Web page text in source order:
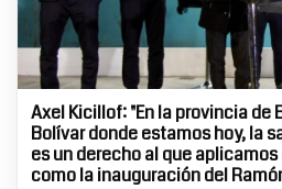
Axel Kicillof: "En la provincia de
Bolívar donde estamos hoy, la
es un derecho al que
como la inauguración del